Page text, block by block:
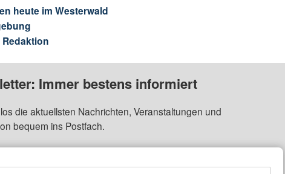
heute im Westerwald
Immer bestens informiert
die aktuellsten Nachrichten, Veranstaltungen und
bequem ins Postfach.